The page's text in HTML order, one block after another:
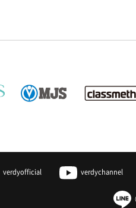
verdyofficial verdychannel